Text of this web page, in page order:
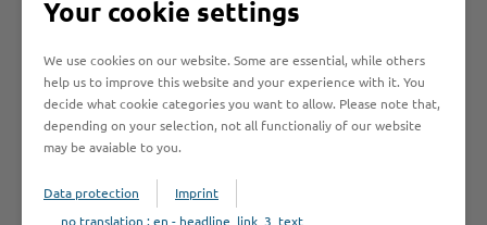
Hilfe & Kontakt:
Kreis Stormarn - Wasserwirtschaft
Your cookie settings
We use cookies on our website. Some are essential, while others
help us to improve this website and your experience with it. You
decide what cookie categories you want to allow. Please note that,
depending on your selection, not all functionaliy of our website
may be avaiable to you.
Data protection
Imprint
no translation : en - headline_link_3_text